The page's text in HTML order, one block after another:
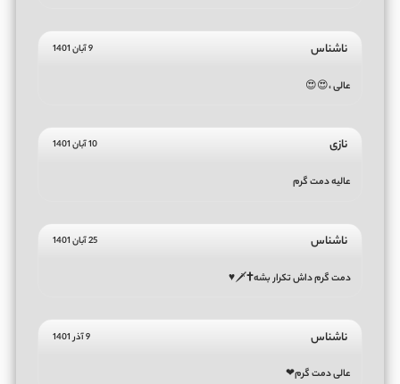
ناشناس 9 آبان 1401
عالی ،😍😍
نازی 10 آبان 1401
عالیه دمت گرم
ناشناس 25 آبان 1401
دمت گرم داش تکرار بشه🕇🗡♥
ناشناس 9 آذر 1401
عالی دمت گرم❤